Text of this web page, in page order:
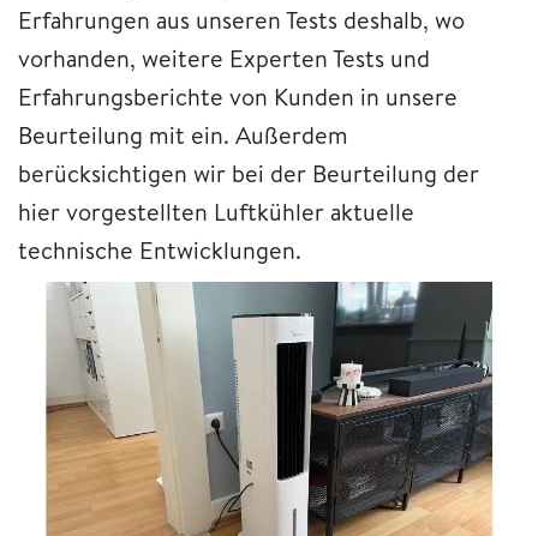
Erfahrungen aus unseren Tests deshalb, wo
vorhanden, weitere Experten Tests und
Erfahrungsberichte von Kunden in unsere
Beurteilung mit ein. Außerdem
berücksichtigen wir bei der Beurteilung der
hier vorgestellten Luftkühler aktuelle
technische Entwicklungen.